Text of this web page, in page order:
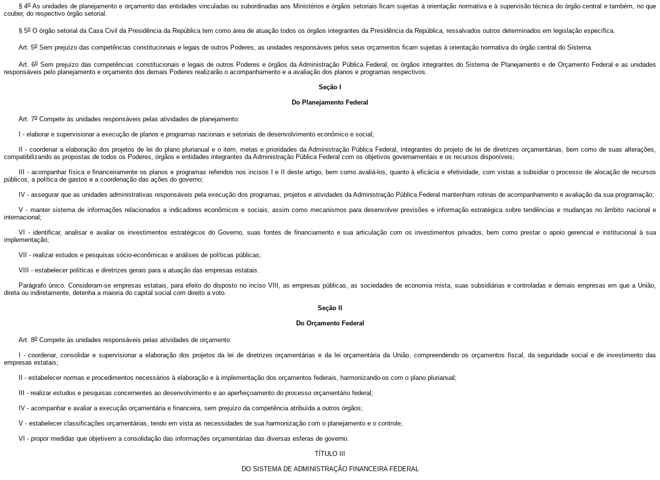
§ 4oAs unidades de planejamento e orçamento das entidades vinculadas ou subordinadas aos Ministérios e órgãos setoriais ficam sujeitas à orientação normativa e à supervisão técnica do órgão central e também, no que
couber, do respectivo órgão setorial.
§ 5o O órgão setorial da Casa Civil da Presidência da República tem como área de atuação todos os órgãos integrantes da Presidência da República, ressalvados outros determinados em legislação específica.
Art. 5o Sem prejuízo das competências constitucionais e legais de outros Poderes, as unidades responsáveis pelos seus orçamentos ficam sujeitas à orientação normativa do órgão central do Sistema.
Art. 6oSem prejuízo das competências constitucionais e legais de outros Poderes e órgãos da Administração Pública Federal, os órgãos integrantes do Sistema de Planejamento e de Orçamento Federal e as unidades
responsáveis pelo planejamento e orçamento dos demais Poderes realizarão o acompanhamento e a avaliação dos planos e programas respectivos.
Seção I
Do Planejamento Federal
Art. 7o Compete às unidades responsáveis pelas atividades de planejamento:
I - elaborar e supervisionar a execução de planos e programas nacionais e setoriais de desenvolvimento econômico e social;
II - coordenar a elaboração dos projetos de lei do plano plurianual e o item, metas e prioridades da Administração Pública Federal, integrantes do projeto de lei de diretrizes orçamentárias, bem como de suas alterações,
compatibilizando as propostas de todos os Poderes, órgãos e entidades integrantes da Administração Pública Federal com os objetivos governamentais e os recursos disponíveis;
III - acompanhar física e financeiramente os planos e programas referidos nos incisos I e II deste artigo, bem como avaliá-los, quanto à eficácia e efetividade, com vistas a subsidiar o processo de alocação de recursos
públicos, a política de gastos e a coordenação das ações do governo;
IV - assegurar que as unidades administrativas responsáveis pela execução dos programas, projetos e atividades da Administração Pública Federal mantenham rotinas de acompanhamento e avaliação da sua programação;
V - manter sistema de informações relacionados a indicadores econômicos e sociais, assim como mecanismos para desenvolver previsões e informação estratégica sobre tendências e mudanças no âmbito nacional e
internacional;
VI - identificar, analisar e avaliar os investimentos estratégicos do Governo, suas fontes de financiamento e sua articulação com os investimentos privados, bem como prestar o apoio gerencial e institucional à sua
implementação;
VII - realizar estudos e pesquisas sócio-econômicas e análises de políticas públicas;
VIII - estabelecer políticas e diretrizes gerais para a atuação das empresas estatais.
Parágrafo único. Consideram-se empresas estatais, para efeito do disposto no inciso VIII, as empresas públicas, as sociedades de economia mista, suas subsidiárias e controladas e demais empresas em que a União,
direta ou indiretamente, detenha a maioria do capital social com direito a voto.
Seção II
Do Orçamento Federal
Art. 8o Compete às unidades responsáveis pelas atividades de orçamento:
I - coordenar, consolidar e supervisionar a elaboração dos projetos da lei de diretrizes orçamentárias e da lei orçamentária da União, compreendendo os orçamentos fiscal, da seguridade social e de investimento das
empresas estatais;
II - estabelecer normas e procedimentos necessários à elaboração e à implementação dos orçamentos federais, harmonizando-os com o plano plurianual;
III - realizar estudos e pesquisas concernentes ao desenvolvimento e ao aperfeiçoamento do processo orçamentário federal;
IV - acompanhar e avaliar a execução orçamentária e financeira, sem prejuízo da competência atribuída a outros órgãos;
V - estabelecer classificações orçamentárias, tendo em vista as necessidades de sua harmonização com o planejamento e o controle;
VI - propor medidas que objetivem a consolidação das informações orçamentárias das diversas esferas de governo.
TÍTULO III
DO SISTEMA DE ADMINISTRAÇÃO FINANCEIRA FEDERAL